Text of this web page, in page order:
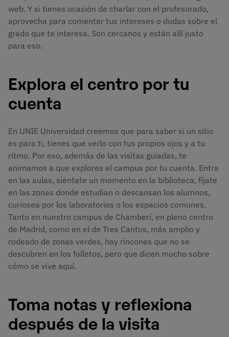
web. Y si tienes ocasión de charlar con el profesorado,
aprovecha para comentar tus intereses o dudas sobre el
grado que te interesa. Son cercanos y están allí justo
para eso.
Explora el centro por tu
cuenta
En UNIE Universidad creemos que para saber si un sitio
es para ti, tienes que verlo con tus propios ojos y a tu
ritmo. Por eso, además de las visitas guiadas, te
animamos a que explores el campus por tu cuenta. Entra
en las aulas, siéntate un momento en la biblioteca, fíjate
en las zonas donde estudian o descansan los alumnos,
curiosea por los laboratorios o los espacios comunes.
Tanto en nuestro campus de Chamberí, en pleno centro
de Madrid, como en el de Tres Cantos, más amplio y
rodeado de zonas verdes, hay rincones que no se
descubren en los folletos, pero que dicen mucho sobre
cómo se vive aquí.
Toma notas y reflexiona
después de la visita